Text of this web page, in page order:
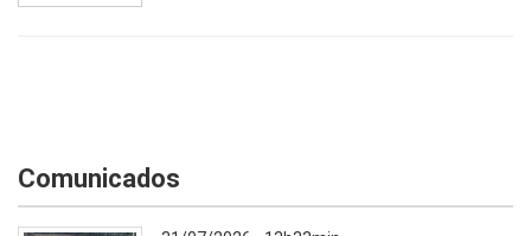
Comunicados